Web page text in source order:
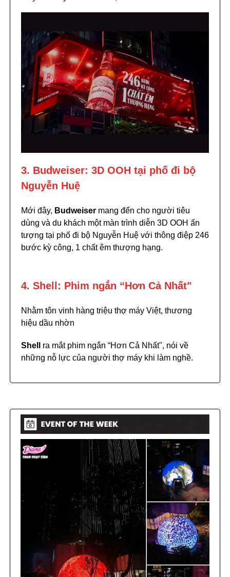
3. Budweiser: 3D OOH tại phố đi bộ
Nguyễn Huệ
Mới đây, Budweiser mang đến cho người tiêu
dùng và du khách một màn trình diễn 3D OOH ấn
tượng tại phố đi bộ Nguyễn Huệ với thông điệp 246
bước kỳ công, 1 chất êm thượng hạng.
4. Shell: Phim ngắn “Hơn Cả Nhất"
Nhằm tôn vinh hàng triệu thợ máy Việt, thương
hiệu dầu nhờn
Shell
ra mắt phim ngắn “Hơn Cả Nhất", nói về
những nỗ lực của người thợ máy khi làm nghề.